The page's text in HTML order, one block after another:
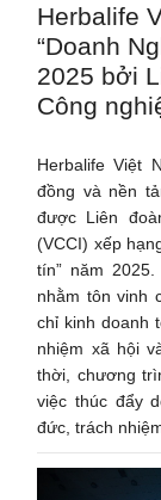
Herbalife
“Doanh
2025 bởi
Công
Herbalife Việt
đồng và nền
được Liên
(VCCI) xếp
tín” năm
nhằm tôn vinh
chỉ kinh doanh
nhiệm xã hội
thời, chương
việc thúc đẩy
đức, trách